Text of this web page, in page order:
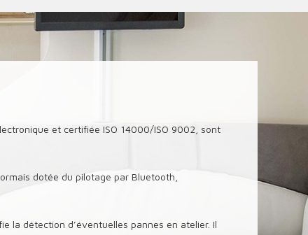
et certifiée ISO 14000/ISO 9002, sont
dotée du pilotage par Bluetooth,
la détection d’éventuelles pannes en atelier. Il